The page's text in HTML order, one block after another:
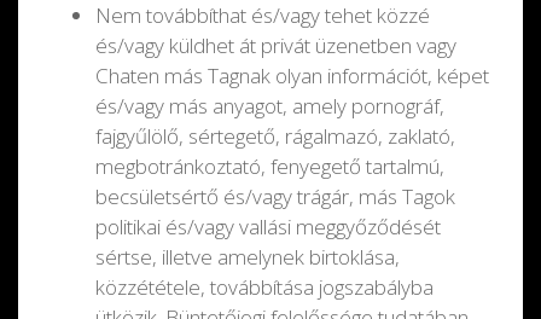
Nem továbbíthat és/vagy tehet közzé
és/vagy küldhet át privát üzenetben vagy
Chaten más Tagnak olyan információt, képet
és/vagy más anyagot, amely pornográf,
fajgyűlölő, sértegető, rágalmazó, zaklató,
megbotránkoztató, fenyegető tartalmú,
becsületsértő és/vagy trágár, más Tagok
politikai és/vagy vallási meggyőződését
sértse, illetve amelynek birtoklása,
közzététele, továbbítása jogszabályba